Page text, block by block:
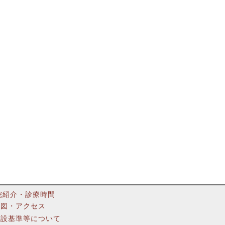
紹介・診療時間
・アクセス
基準等について